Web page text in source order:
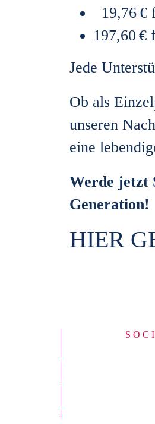
19,76 €
197,60 €
Jede
Ob als
unseren
eine
Werde jetzt
Generation!
HIER